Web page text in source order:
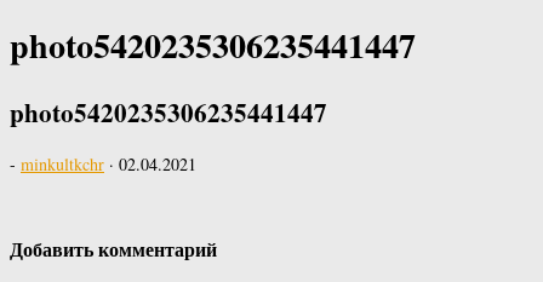
photo5420235306235441447
photo5420235306235441447
- minkultkchr · 02.04.2021
Добавить комментарий